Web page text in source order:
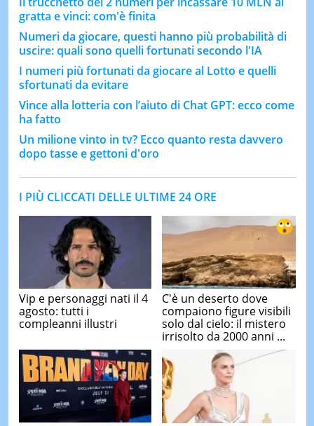
gratta e vinci: com'è finita
Numeri da giocare, questi hanno più probabilità di
uscire: quali sono quelli fortunati secondo l'IA
I numeri più fortunati da giocare al Lotto e quelli
sfortunati da evitare
Vince alla lotteria con l’aiuto di Chat GPT: ecco come
ha fatto
Un milione vinto in tv? Ecco quanto resta davvero
dopo tasse e gettoni d'oro
I PIÙ CLICCATI DELLE ULTIME 24 ORE
Vip e personaggi nati il 4
agosto: tutti i
compleanni illustri
C'è un deserto dove
compaiono figure visibili
solo dal cielo: il mistero
irrisolto da 2000 anni ...